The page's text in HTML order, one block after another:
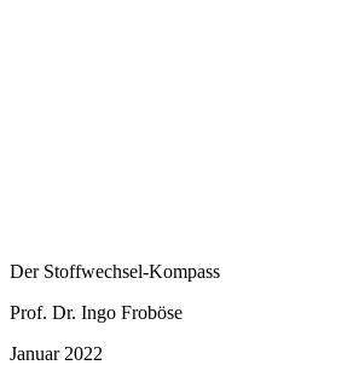
Der Stoffwechsel-Kompass
Prof. Dr. Ingo Froböse
Januar 2022